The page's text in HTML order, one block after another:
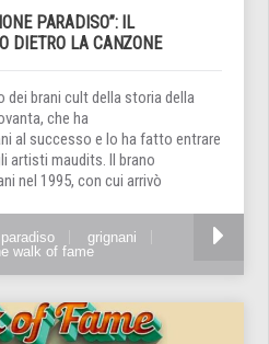
PARADISO”: IL
DIETRO LA CANZONE
dei brani cult della storia della
che ha
al successo e lo ha fatto entrare
artisti maudits. Il brano
nel 1995, con cui arrivò
grignani
walk of fame